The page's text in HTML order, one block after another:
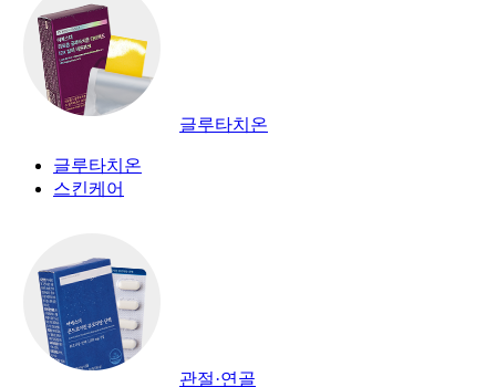
글루타치온
글루타치온
스킨케어
관절·연골